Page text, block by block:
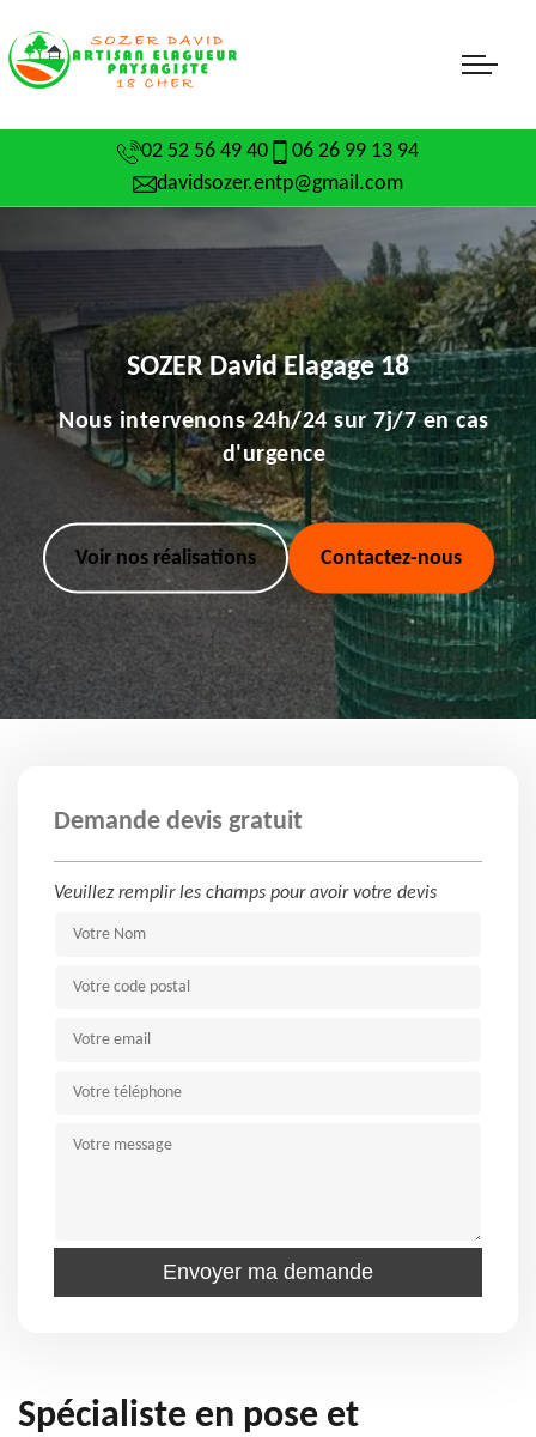
02 52 56 49 40
06 26 99 13 94
davidsozer.entp@gmail.com
SOZER David Elagage 18
Nous intervenons 24h/24 sur 7j/7 en cas
d'urgence
Voir nos réalisations Contactez-nous
Demande devis gratuit
Veuillez remplir les champs pour avoir votre devis
Spécialiste en pose et